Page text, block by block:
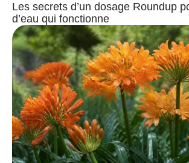
Les secrets d’un dosage Roundup
d’eau qui fonctionne